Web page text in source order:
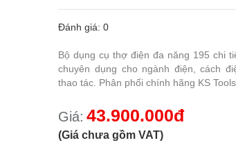
Đánh giá: 0
Bộ dụng cụ thợ điện đa năng 195 chi
chuyên dụng cho ngành điện, cách
thao tác. Phân phối chính hãng KS
Giá: 43.900.000đ
(Giá chưa gồm VAT)